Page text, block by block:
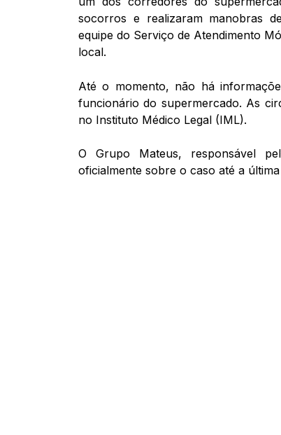
socorros e realizaram manobras
equipe do Serviço de Atendimento
local.
Até o momento, não há
funcionário do supermercado. As
no Instituto Médico Legal (IML).
O Grupo Mateus, responsável
oficialmente sobre o caso até a